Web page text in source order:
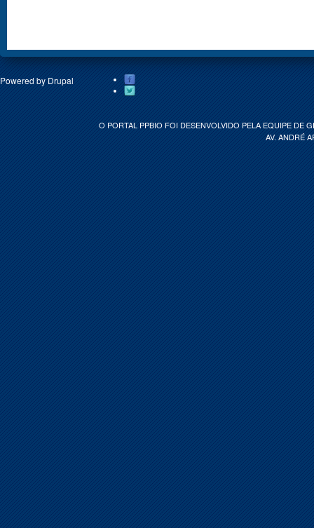
Powered by Drupal
O PORTAL PPBIO FOI DESENVOLVIDO PELA EQUIPE DE
AV. ANDRÉ